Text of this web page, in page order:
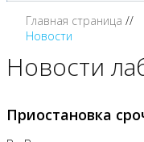
Главная страница
Новости
Новости
Приостановка